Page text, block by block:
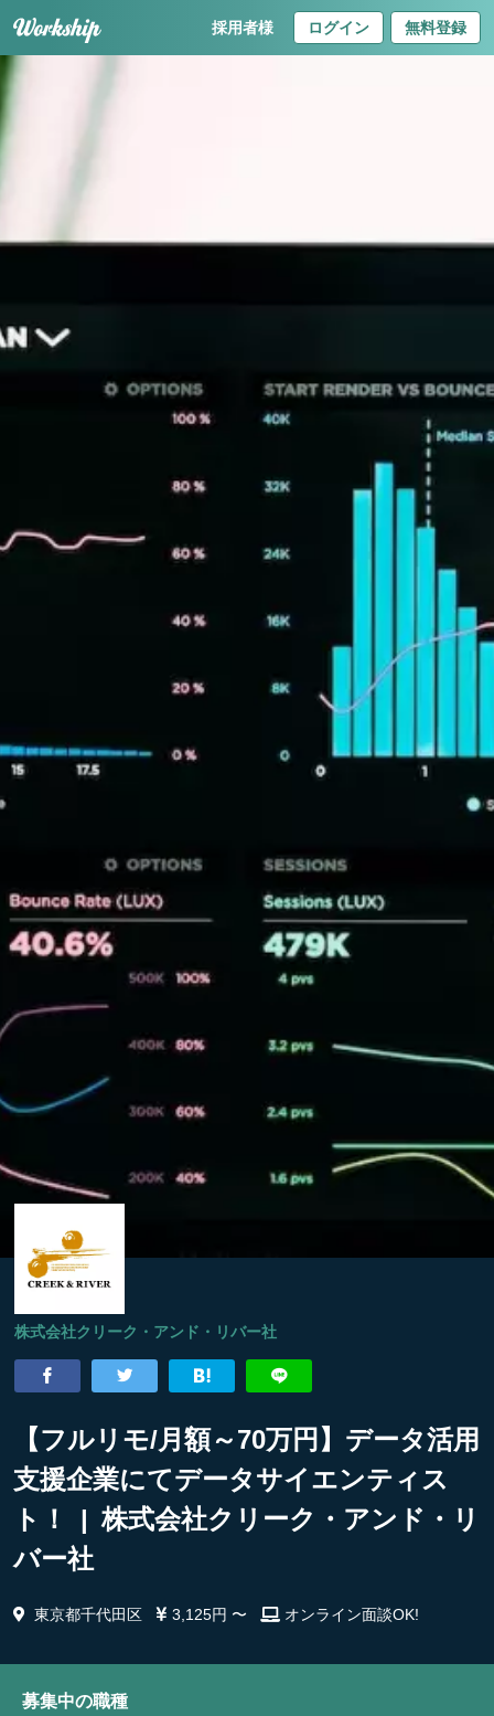
採用者様 ログイン 無料登録
株式会社クリーク・アンド・リバー社
【フルリモ/月額～70万円】データ活用
支援企業にてデータサイエンティス
ト！ | 株式会社クリーク・アンド・リ
バー社
東京都千代田区 3,125円 〜 オンライン面談OK!
募集中の職種